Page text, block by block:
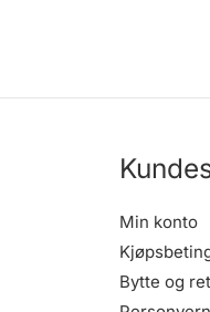
Min konto
Bytte og